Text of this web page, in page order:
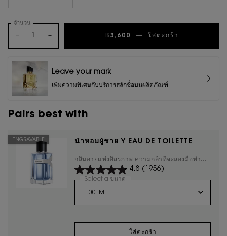
จำนวน
+ ฿3,600 ― ใส่ตะกร้า
Leave your mark
เพิ่มความพิเศษกับบริการสลักชื่อบนผลิตภัณฑ์
Pairs best with
นํ้าหอมผู้ชาย Y EAU DE TOILETTE
กลิ่นอายแห่งอิสรภาพ ความกล้าที่จะลองมือทำ
และความสำเร็จ
ENGRAVABLE
4.8 (1956)
Select a ขนาด for นํ้าหอมผู้ชาย Y EAU DE TOILETTE
ใส่ตะกร้า